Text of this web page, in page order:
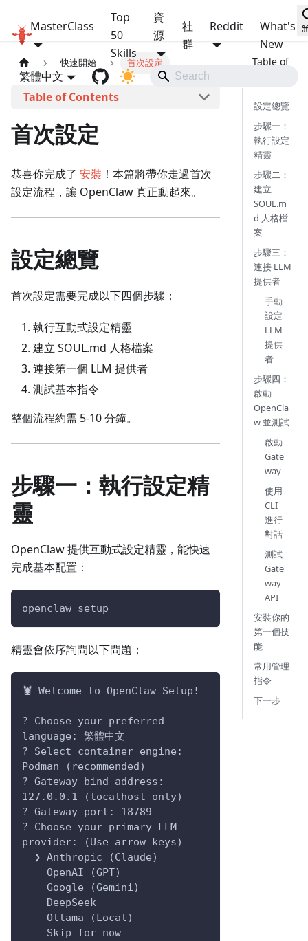
OpenClaw MasterClass
MasterClass
Top
50
Skills
資
源
社
群
Reddit
What's
New
繁體中文
快速開始 首次設定
首次設定
恭喜你完成了 安裝 ！本篇將帶你走過首次
設定流程，讓 OpenClaw 真正動起來。
設定總覽
首次設定需要完成以下四個步驟：
執行互動式設定精靈
建立 SOUL.md 人格檔案
連接第一個 LLM 提供者
測試基本指令
整個流程約需 5-10 分鐘。
步驟一：執行設定精
靈
OpenClaw 提供互動式設定精靈，能快速
完成基本配置：
openclaw setup
精靈會依序詢問以下問題：
🦞 Welcome to OpenClaw Setup!
? Choose your preferred
language: 繁體中文
? Select container engine:
Podman (recommended)
? Gateway bind address:
127.0.0.1 (localhost only)
? Gateway port: 18789
? Choose your primary LLM
provider: (Use arrow keys)
  ❯ Anthropic (Claude)
    OpenAI (GPT)
    Google (Gemini)
    DeepSeek
    Ollama (Local)
    Skip for now
設定總覽
步驟一：
執行設定
精靈
步驟二：
建立
SOUL.m
d 人格檔
案
步驟三：
連接 LLM
提供者
手動
設定
LLM
提供
者
步驟四：
啟動
OpenCla
w 並測試
啟動
Gate
way
使用
CLI
進行
對話
測試
Gate
way
API
安裝你的
第一個技
能
常用管理
指令
下一步